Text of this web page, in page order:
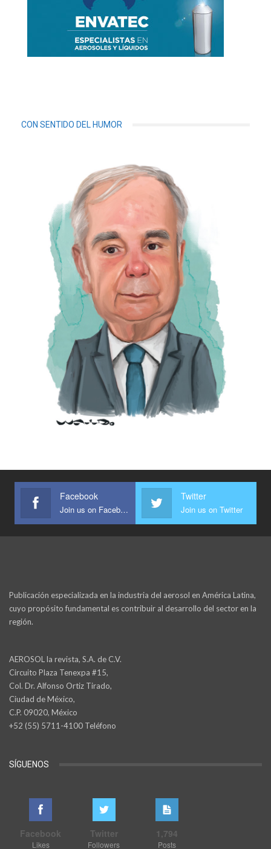
CON SENTIDO DEL HUMOR
Facebook
Join us on Facebook
Twitter
Join us on Twitter
Publicación especializada en la industria del aerosol en América Latina,
cuyo propósito fundamental es contribuir al desarrollo del sector en la
región.
AEROSOL la revista, S.A. de C.V.
Circuito Plaza Tenexpa #15,
Col. Dr. Alfonso Ortiz Tirado,
Ciudad de México,
C.P. 09020, México
+52 (55) 5711-4100 Teléfono
SÍGUENOS
Facebook
Likes
Twitter
Followers
1,794
Posts